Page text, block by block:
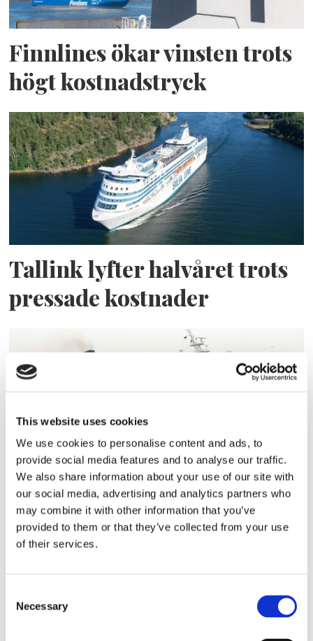
This website uses cookies
We use cookies to personalise content and ads, to
provide social media features and to analyse our traffic.
We also share information about your use of our site with
our social media, advertising and analytics partners who
may combine it with other information that you’ve
provided to them or that they’ve collected from your use
of their services.
Selection
Necessary
Finnlines ökar vinsten trots
högt kostnadstryck
Tallink lyfter halvåret trots
pressade kostnader
Eckerö tyngs av höga
bränslekostnader men
frakten fortsätter växa